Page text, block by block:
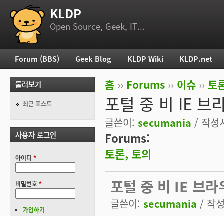
부 메뉴 KLDP
Open Source, Geek, IT...
현재 위치
홈 ›› Forums ›› 이슈 ›› 토
포털 중 비 IE 브
글쓴이: secumania / 작성
Forums:
토론, 토의
포털 중 비 IE 브라
글쓴이: secumania / 작
주 메뉴
Forum (BBS) Geek Blog KLDP Wiki KLDP.net
둘러보기
최근 포스트
사용자 로그인
아이디 *
비밀번호*
가입하기